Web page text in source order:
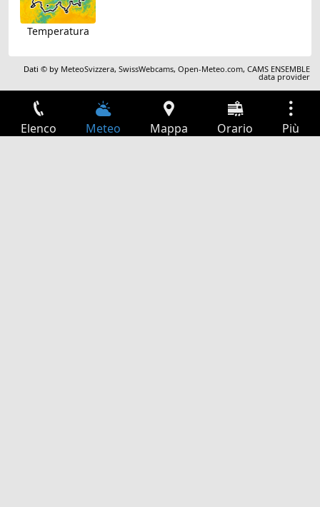
Temperatura
Dati © by MeteoSvizzera,SwissWebcams,Open-Meteo.com,CAMS ENSEMBLE
data provider
Elenco Meteo Mappa Orario Più